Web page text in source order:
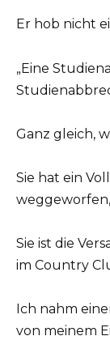
Er hob nicht
„Eine
Ganz gleich,
Sie hat ein
Sie ist die
im Country
Ich nahm
von meinem